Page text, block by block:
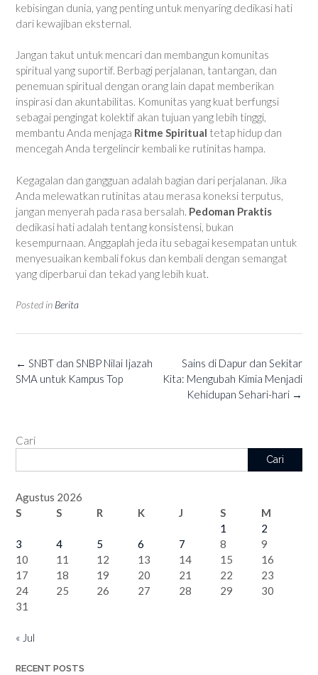
kebisingan dunia, yang penting untuk menyaring dedikasi hati
dari kewajiban eksternal.
Jangan takut untuk mencari dan membangun komunitas
spiritual yang suportif. Berbagi perjalanan, tantangan, dan
penemuan spiritual dengan orang lain dapat memberikan
inspirasi dan akuntabilitas. Komunitas yang kuat berfungsi
sebagai pengingat kolektif akan tujuan yang lebih tinggi,
membantu Anda menjaga Ritme Spiritual tetap hidup dan
mencegah Anda tergelincir kembali ke rutinitas hampa.
Kegagalan dan gangguan adalah bagian dari perjalanan. Jika
Anda melewatkan rutinitas atau merasa koneksi terputus,
jangan menyerah pada rasa bersalah. Pedoman Praktis
dedikasi hati adalah tentang konsistensi, bukan
kesempurnaan. Anggaplah jeda itu sebagai kesempatan untuk
menyesuaikan kembali fokus dan kembali dengan semangat
yang diperbarui dan tekad yang lebih kuat.
Posted in Berita
Post
navigation
Sains di Dapur dan Sekitar
Kita: Mengubah Kimia Menjadi
Kehidupan Sehari-hari →
← SNBT dan SNBP Nilai Ijazah
SMA untuk Kampus Top
Cari
Cari
Agustus 2026
S
S R K J S
M
1
2
3
4 5 6 7 8
9
10
11 12 13 14 15
16
17
18 19 20 21 22
23
24
25 26 27 28 29
30
31
« Jul
RECENT POSTS